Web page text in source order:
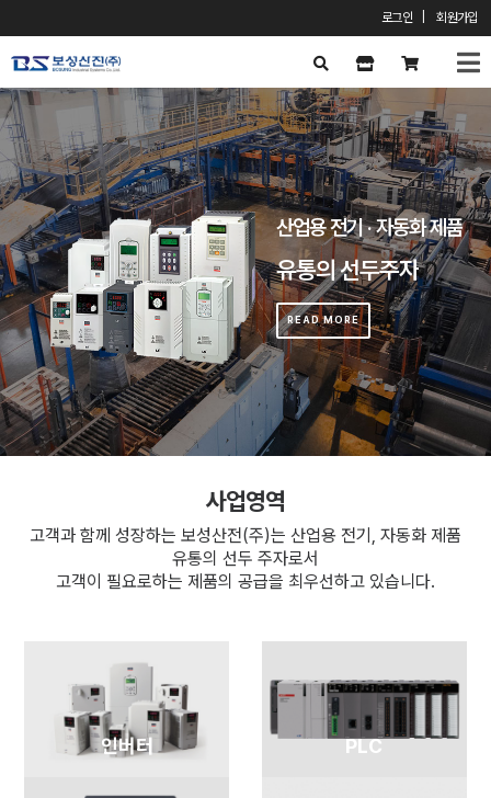
로그인 회원가입
X
산업용 전기 · 자동화 제품
유통의 선두주자
READ MORE
사업영역
고객과 함께 성장하는 보성산전(주)는 산업용 전기, 자동화 제품
유통의 선두 주자로서
고객이 필요로하는 제품의 공급을 최우선하고 있습니다.
인버터 PLC